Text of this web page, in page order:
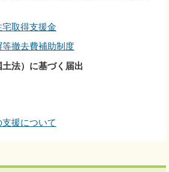
宅取得支援金
等撤去費補助制度
法）に基づく届出
援について